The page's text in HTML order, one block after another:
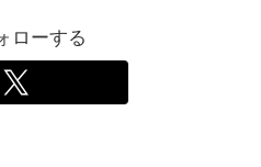
ローする